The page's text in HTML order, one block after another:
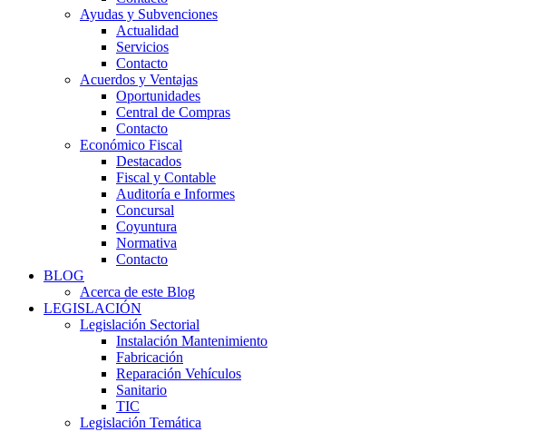
Ayudas y Subvenciones
Actualidad
Servicios
Contacto
Acuerdos y Ventajas
Oportunidades
Central de Compras
Contacto
Económico Fiscal
Destacados
Fiscal y Contable
Auditoría e Informes
Concursal
Coyuntura
Normativa
Contacto
BLOG
Acerca de este Blog
LEGISLACIÓN
Legislación Sectorial
Instalación Mantenimiento
Fabricación
Reparación Vehículos
Sanitario
TIC
Legislación Temática